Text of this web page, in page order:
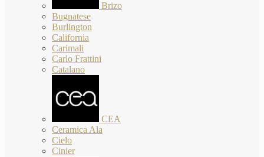
Brizo
Bugnatese
Burlington
California
Carimali
Carlo Frattini
Catalano
CEA
Ceramica Ala
Cielo
Cinier